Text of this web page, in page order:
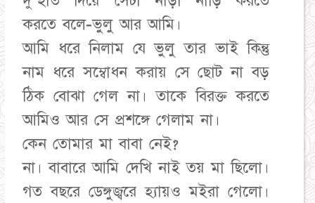
করতে বলে-ভুলু আর আমি।
আমি ধরে নিলাম যে ভুলু তার ভাই কিন্তু
নাম ধরে সম্বোধন করায় সে ছোট না বড়
ঠিক বোঝা গেল না। তাকে বিরক্ত করতে
আমিও আর সে প্রশঙ্গে গেলাম না।
কেন তোমার মা বাবা নেই?
না। বাবারে আমি দেখি নাই তয় মা ছিলো।
গত বছরে ডেঙ্গুজ্বরে হ্যায়ও মইরা গেলো।